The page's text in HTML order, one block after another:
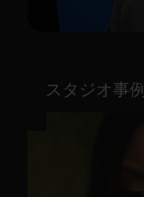
スタジオ事例